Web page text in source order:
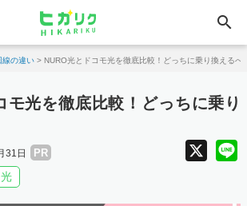
search
線の違い > NURO光とドコモ光を徹底比較！どっちに乗り換えるべ
モ光を徹底比較！どっちに乗り
31日 PR X